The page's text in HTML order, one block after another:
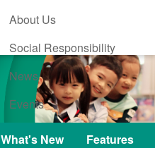
About Us
Social Responsibility
News
Events
Contact Us
What's New Features